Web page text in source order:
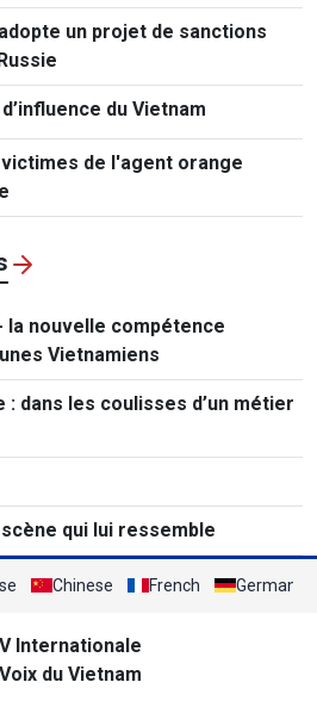
un projet de sanctions
du Vietnam
victimes de l'agent orange
la nouvelle compétence
Vietnamiens
dans les coulisses d’un métier
qui lui ressemble
Chinese French German
Internationale
du Vietnam